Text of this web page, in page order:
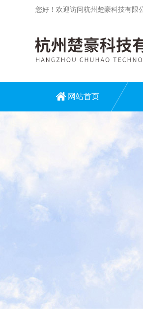
您好！欢迎访问杭州楚豪科技有限
网站首页